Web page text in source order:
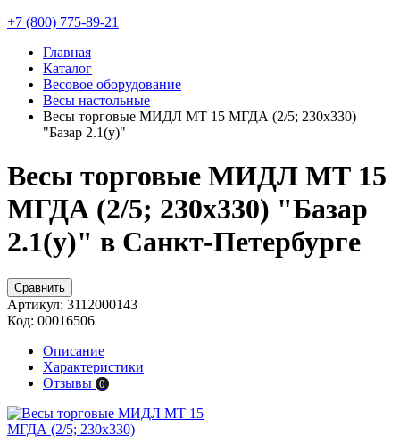
+7 (800) 775-89-21
Главная
Каталог
Весовое оборудование
Весы настольные
Весы торговые МИДЛ МТ 15 МГДА (2/5; 230х330)
"Базар 2.1(у)"
Весы торговые МИДЛ МТ 15
МГДА (2/5; 230х330) "Базар
2.1(у)" в Санкт-Петербурге
Сравнить
Артикул: 3112000143
Код: 00016506
Описание
Характеристики
Отзывы 0